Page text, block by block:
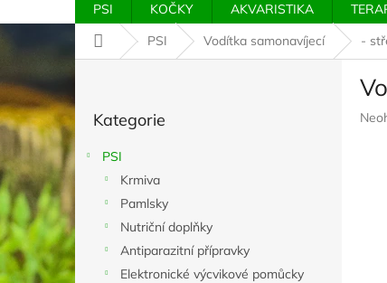
PSI KOČKY AKVARISTIKA
Domů
PSI Vodítka samonavíjecí -
s
t
r
a
í
p
a
kategorie
Kategorie
PSI
Krmiva
Pamlsky
Nutriční doplňky
Antiparazitní přípravky
Elektronické výcvikové pomůcky